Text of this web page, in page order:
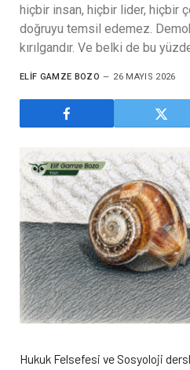
hiçbir insan, hiçbir lider, hiçbir
doğruyu temsil edemez.
kırılgandır. Ve belki de bu
ELIF GAMZE BOZO 26 MAYIS 2026
Hukuk Felsefesi ve Sosyoloji